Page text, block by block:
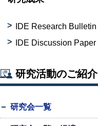
IDE Research Bulletin
IDE Discussion Paper
研究活動のご紹介
研究会一覧